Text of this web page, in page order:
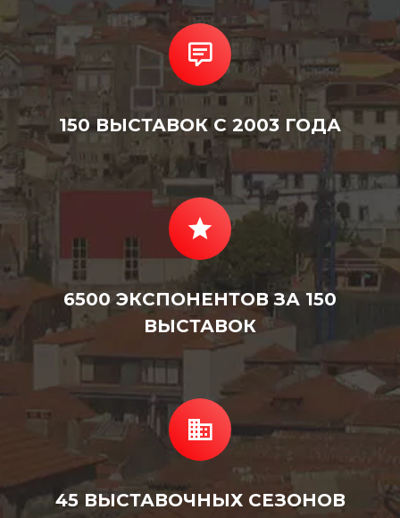
150 ВЫСТАВОК С 2003 ГОДА
6500 ЭКСПОНЕНТОВ ЗА 150
ВЫСТАВОК
45 ВЫСТАВОЧНЫХ СЕЗОНОВ